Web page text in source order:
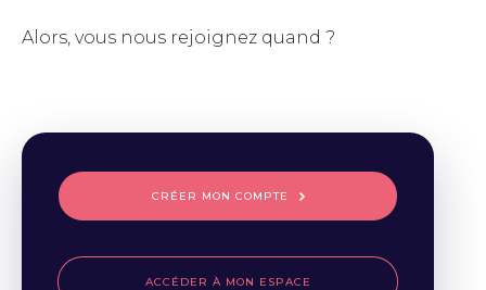
Alors, vous nous rejoignez quand ?
CRÉER MON COMPTE
ACCÉDER À MON ESPACE